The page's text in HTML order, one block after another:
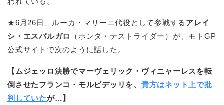
★6月26日、ルーカ・マリーニ代役として参戦する アレイ
シ・エスパルガロ
（ホンダ・テストライダー）が、モトGP
公式サイトで次のように話した。
【ムジェッロ決勝でマーヴェリック・ヴィニャーレスを転
倒させたフランコ・モルビデッリを、 貴方はネット上で批
判していたが…】